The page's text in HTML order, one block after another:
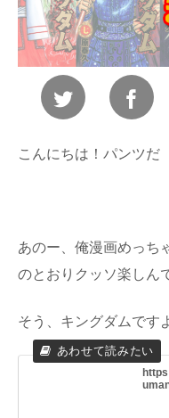
こんにちは！パンツだ
あのー、俺漫画めっち
のとおりクッソ楽しん
そう、キングダムです